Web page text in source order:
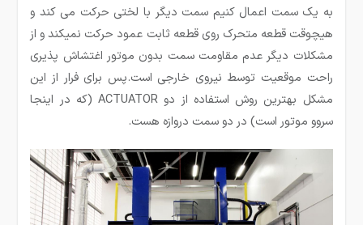
به یک سمت اعمال کنیم سمت دیگر با لختی حرکت می کند و
هیچوقت قطعه متحرک روی قطعه ثابت عمود حرکت نمیکند و از
مشکلات دیگر عدم مقاومت سمت بدون موتور اغتشاش پذیری
راحت موقعیت توسط نیروی خارجی است.پس برای فرار از این
مشکل بهترین روش استفاده از دو ACTUATOR (که در اینجا
سروو موتور است) در دو سمت دروازه هست.